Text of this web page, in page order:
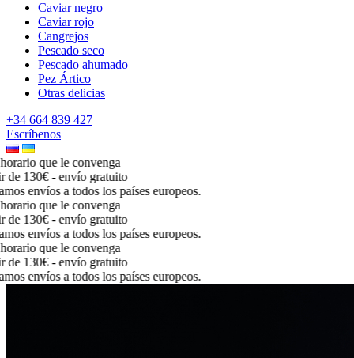
Caviar negro
Caviar rojo
Cangrejos
Pescado seco
Pescado ahumado
Pez Ártico
Otras delicias
+34 664 839 427
Escríbenos
que le convenga
130€ - envío gratuito
envíos a todos los países europeos.
que le convenga
130€ - envío gratuito
envíos a todos los países europeos.
que le convenga
130€ - envío gratuito
envíos a todos los países europeos.